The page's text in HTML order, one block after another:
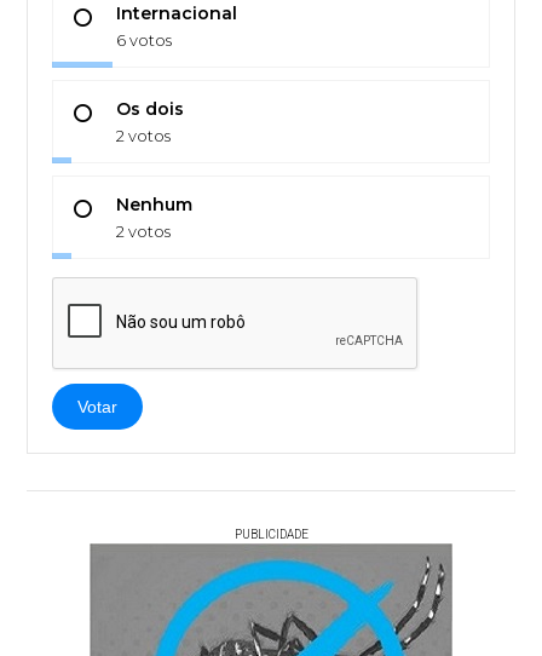
Internacional
6 votos
Os dois
2 votos
Nenhum
2 votos
Votar
PUBLICIDADE